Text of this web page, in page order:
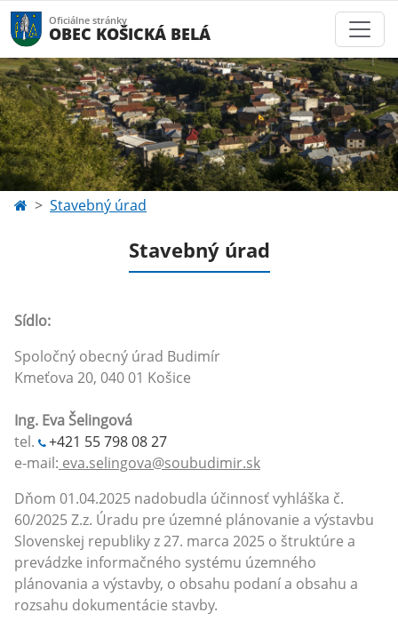
Oficiálne stránky
OBEC KOŠICKÁ BELÁ
Stavebný úrad
Stavebný úrad
Sídlo:
Spoločný obecný úrad Budimír
Kmeťova 20, 040 01 Košice
Ing. Eva Šelingová
tel.
+421 55 798 08 27
e-mail: eva.selingova@soubudimir.sk
Dňom 01.04.2025 nadobudla účinnosť vyhláška č.
60/2025 Z.z. Úradu pre územné plánovanie a výstavbu
Slovenskej republiky z 27. marca 2025 o štruktúre a
prevádzke informačného systému územného
plánovania a výstavby, o obsahu podaní a obsahu a
rozsahu dokumentácie stavby.